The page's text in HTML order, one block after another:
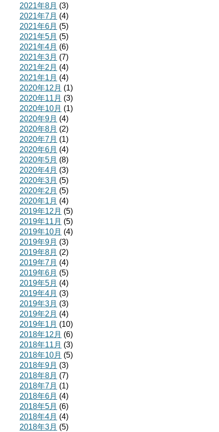
2021年8月 (3)
2021年7月 (4)
2021年6月 (5)
2021年5月 (5)
2021年4月 (6)
2021年3月 (7)
2021年2月 (4)
2021年1月 (4)
2020年12月 (1)
2020年11月 (3)
2020年10月 (1)
2020年9月 (4)
2020年8月 (2)
2020年7月 (1)
2020年6月 (4)
2020年5月 (8)
2020年4月 (3)
2020年3月 (5)
2020年2月 (5)
2020年1月 (4)
2019年12月 (5)
2019年11月 (5)
2019年10月 (4)
2019年9月 (3)
2019年8月 (2)
2019年7月 (4)
2019年6月 (5)
2019年5月 (4)
2019年4月 (3)
2019年3月 (3)
2019年2月 (4)
2019年1月 (10)
2018年12月 (6)
2018年11月 (3)
2018年10月 (5)
2018年9月 (3)
2018年8月 (7)
2018年7月 (1)
2018年6月 (4)
2018年5月 (6)
2018年4月 (4)
2018年3月 (5)